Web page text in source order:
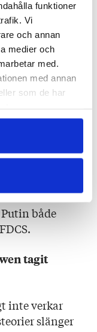
funktioner
Vi
och annan
medier och
med.
med annan
som de har
tillåts är
två
Den
för FSB
avslöjat
några
genom att
för
både
tagit
inte verkar
slänger